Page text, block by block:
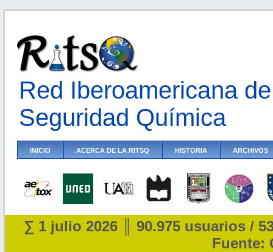
Red Iberoamericana
Seguridad Química
INICIO ACERCA DE LA RITSQ HISTORIA ARCHIVOS
∑ 1 julio 2026 ║ 90.975 usuarios /
Fuente: